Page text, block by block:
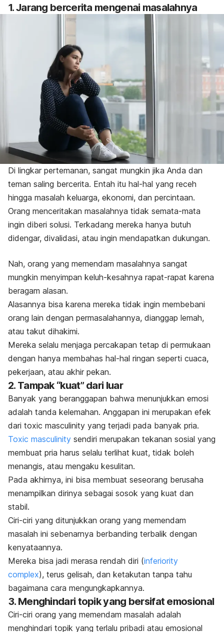
1. Jarang bercerita mengenai masalahnya
Di lingkar pertemanan, sangat mungkin jika Anda dan
teman saling bercerita. Entah itu hal-hal yang receh
hingga masalah keluarga, ekonomi, dan percintaan.
Orang menceritakan masalahnya tidak semata-mata
ingin diberi solusi. Terkadang mereka hanya butuh
didengar, divalidasi, atau ingin mendapatkan dukungan.
Nah, orang yang memendam masalahnya sangat
mungkin menyimpan keluh-kesahnya rapat-rapat karena
beragam alasan.
Alasannya bisa karena mereka tidak ingin membebani
orang lain dengan permasalahannya, dianggap lemah,
atau takut dihakimi.
Mereka selalu menjaga percakapan tetap di permukaan
dengan hanya membahas hal-hal ringan seperti cuaca,
pekerjaan, atau akhir pekan.
2. Tampak “kuat” dari luar
Banyak yang beranggapan bahwa menunjukkan emosi
adalah tanda kelemahan. Anggapan ini merupakan efek
dari toxic masculinity yang terjadi pada banyak pria.
Toxic masculinity sendiri merupakan tekanan sosial yang
membuat pria harus selalu terlihat kuat, tidak boleh
menangis, atau mengaku kesulitan.
Pada akhirnya, ini bisa membuat seseorang berusaha
menampilkan dirinya sebagai sosok yang kuat dan
stabil.
Ciri-ciri yang ditunjukkan orang yang memendam
masalah ini sebenarnya berbanding terbalik dengan
kenyataannya.
Mereka bisa jadi merasa rendah diri (inferiority
complex), terus gelisah, dan ketakutan tanpa tahu
bagaimana cara mengungkapkannya.
3. Menghindari topik yang bersifat emosional
Ciri-ciri orang yang memendam masalah adalah
menghindari topik yang terlalu pribadi atau emosional